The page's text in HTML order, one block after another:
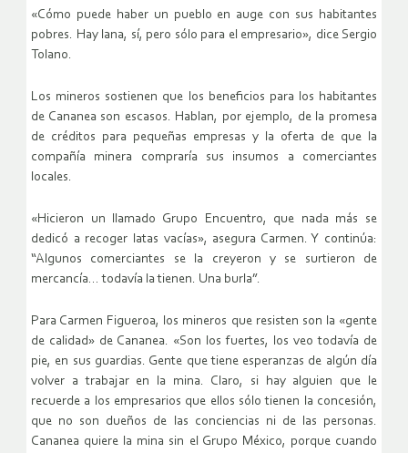
«Cómo puede haber un pueblo en auge con sus habitantes
pobres. Hay lana, sí, pero sólo para el empresario», dice Sergio
Tolano.
Los mineros sostienen que los beneficios para los habitantes
de Cananea son escasos. Hablan, por ejemplo, de la promesa
de créditos para pequeñas empresas y la oferta de que la
compañía minera compraría sus insumos a comerciantes
locales.
«Hicieron un llamado Grupo Encuentro, que nada más se
dedicó a recoger latas vacías», asegura Carmen. Y continúa:
“Algunos comerciantes se la creyeron y se surtieron de
mercancía… todavía la tienen. Una burla”.
Para Carmen Figueroa, los mineros que resisten son la «gente
de calidad» de Cananea. «Son los fuertes, los veo todavía de
pie, en sus guardias. Gente que tiene esperanzas de algún día
volver a trabajar en la mina. Claro, si hay alguien que le
recuerde a los empresarios que ellos sólo tienen la concesión,
que no son dueños de las conciencias ni de las personas.
Cananea quiere la mina sin el Grupo México, porque cuando